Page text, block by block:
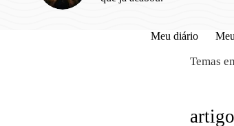
Meu diário
Temas